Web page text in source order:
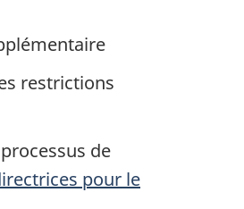
restrictions
de
pour le